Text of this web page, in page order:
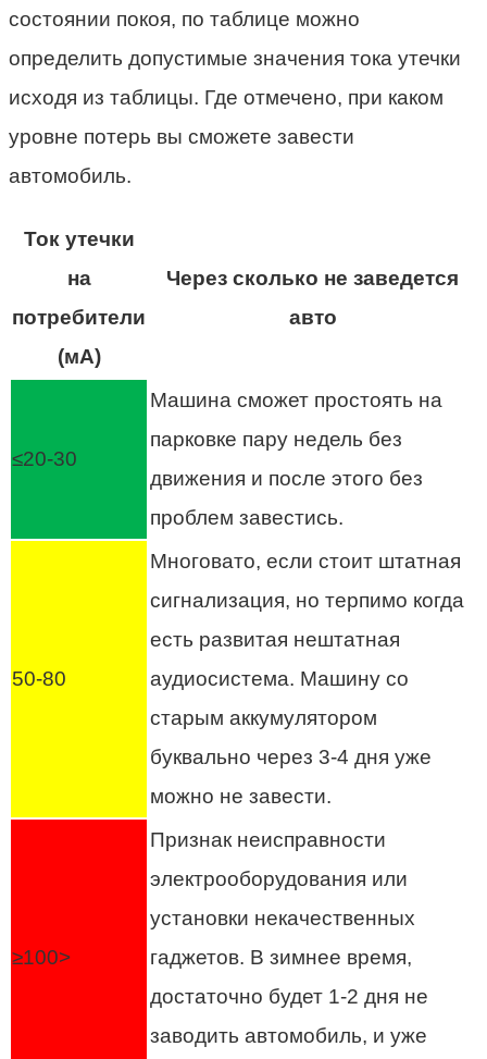
состоянии покоя, по таблице можно
определить допустимые значения тока утечки
исходя из таблицы. Где отмечено, при каком
уровне потерь вы сможете завести
автомобиль.
Ток утечки
на
потребители
(мА)
Через сколько не заведется
авто
≤20-30
Машина сможет простоять на
парковке пару недель без
движения и после этого без
проблем завестись.
50-80
Многовато, если стоит штатная
сигнализация, но терпимо когда
есть развитая нештатная
аудиосистема. Машину со
старым аккумулятором
буквально через 3-4 дня уже
можно не завести.
≥100>
Признак неисправности
электрооборудования или
установки некачественных
гаджетов. В зимнее время,
достаточно будет 1-2 дня не
заводить автомобиль, и уже